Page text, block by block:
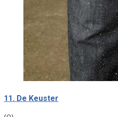
11. De Keuster